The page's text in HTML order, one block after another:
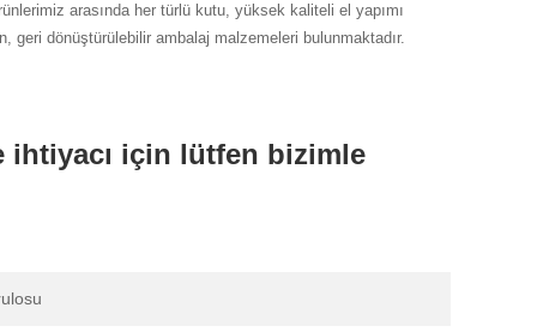
arasında her türlü kutu, yüksek kaliteli el yapımı
geri dönüştürülebilir ambalaj malzemeleri bulunmaktadır.
ihtiyacı için lütfen bizimle